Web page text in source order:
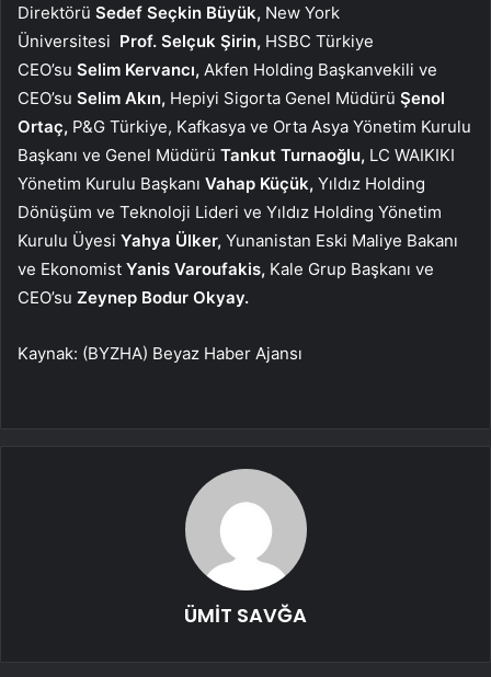
Direktörü Sedef Seçkin Büyük, New York
Üniversitesi Prof. Selçuk Şirin, HSBC Türkiye
CEO’su Selim Kervancı, Akfen Holding Başkanvekili ve
CEO’su Selim Akın, Hepiyi Sigorta Genel Müdürü Şenol
Ortaç, P&G Türkiye, Kafkasya ve Orta Asya Yönetim Kurulu
Başkanı ve Genel Müdürü Tankut Turnaoğlu, LC WAIKIKI
Yönetim Kurulu Başkanı Vahap Küçük, Yıldız Holding
Dönüşüm ve Teknoloji Lideri ve Yıldız Holding Yönetim
Kurulu Üyesi Yahya Ülker, Yunanistan Eski Maliye Bakanı
ve Ekonomist Yanis Varoufakis, Kale Grup Başkanı ve
CEO’su Zeynep Bodur Okyay.
Kaynak: (BYZHA) Beyaz Haber Ajansı
ÜMİT SAVĞA